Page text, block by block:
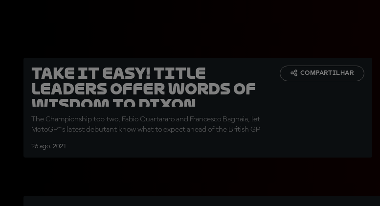
Take it easy! Title
leaders offer words of
wisdom to Dixon
The Championship top two, Fabio Quartararo and Francesco Bagnaia, let
MotoGP™'s latest debutant know what to expect ahead of the British GP
26 ago. 2021
COMPARTILHAR